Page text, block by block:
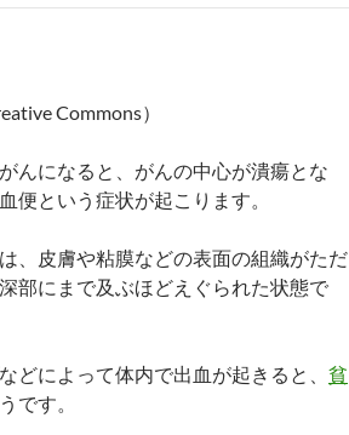
Commons）
んになると、がんの中心が潰瘍とな
便という症状が起こります。
、皮膚や粘膜などの表面の組織がただ
部にまで及ぶほどえぐられた状態で
どによって体内で出血が起きると、 貧
です。